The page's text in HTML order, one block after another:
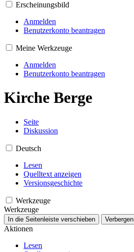
Erscheinungsbild
Anmelden
Benutzerkonto beantragen
Meine Werkzeuge
Anmelden
Benutzerkonto beantragen
Kirche Berge
Seite
Diskussion
Deutsch
Lesen
Quelltext anzeigen
Versionsgeschichte
Werkzeuge
Werkzeuge
In die Seitenleiste verschieben Verbergen
Aktionen
Lesen